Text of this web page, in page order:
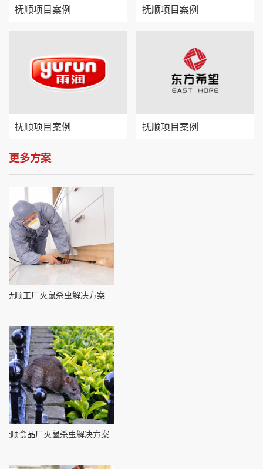
抚顺项目案例 抚顺项目案例
抚顺项目案例 抚顺项目案例
更多方案
抚顺工厂灭鼠杀虫解决方案
抚顺食品厂灭鼠杀虫解决方案